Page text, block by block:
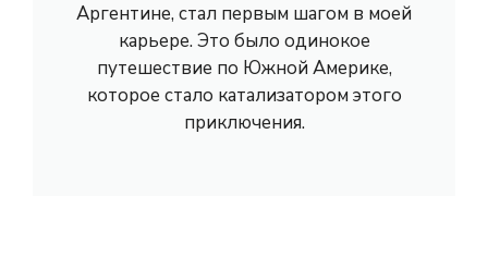
Аргентине, стал первым шагом в моей
карьере. Это было одинокое
путешествие по Южной Америке,
которое стало катализатором этого
приключения.